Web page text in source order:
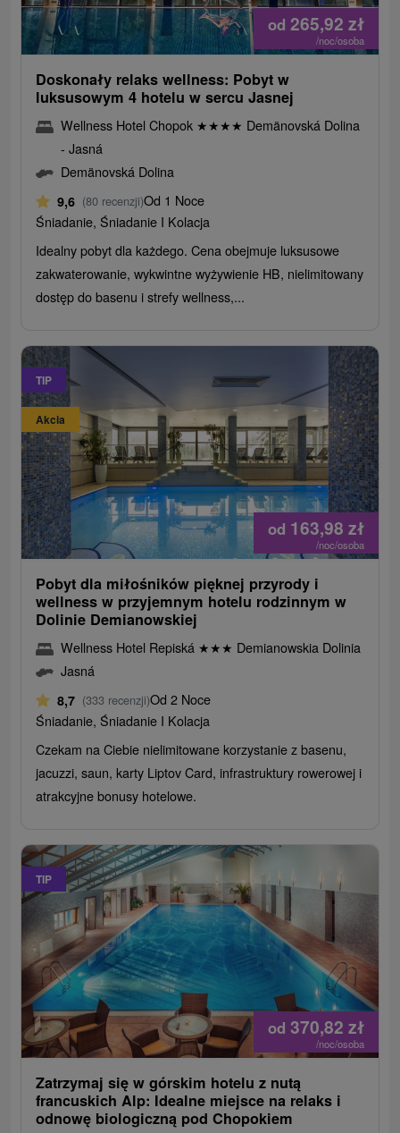
od 265,92 zł
/noc/osoba
Doskonały relaks wellness: Pobyt w
luksusowym 4 hotelu w sercu Jasnej
Wellness Hotel Chopok ★★★★ Demänovská Dolina
- Jasná
Demänovská Dolina
9,6 (80 recenzji)Od 1 Noce
Śniadanie, Śniadanie I Kolacja
Idealny pobyt dla każdego. Cena obejmuje luksusowe
zakwaterowanie, wykwintne wyżywienie HB, nielimitowany
dostęp do basenu i strefy wellness,...
TIP
Akcia
od 163,98 zł
/noc/osoba
Pobyt dla miłośników pięknej przyrody i
wellness w przyjemnym hotelu rodzinnym w
Dolinie Demianowskiej
Wellness Hotel Repiská ★★★ Demianowskia Dolinia
Jasná
8,7 (333 recenzji)Od 2 Noce
Śniadanie, Śniadanie I Kolacja
Czekam na Ciebie nielimitowane korzystanie z basenu,
jacuzzi, saun, karty Liptov Card, infrastruktury rowerowej i
atrakcyjne bonusy hotelowe.
TIP
od 370,82 zł
/noc/osoba
Zatrzymaj się w górskim hotelu z nutą
francuskich Alp: Idealne miejsce na relaks i
odnowę biologiczną pod Chopokiem